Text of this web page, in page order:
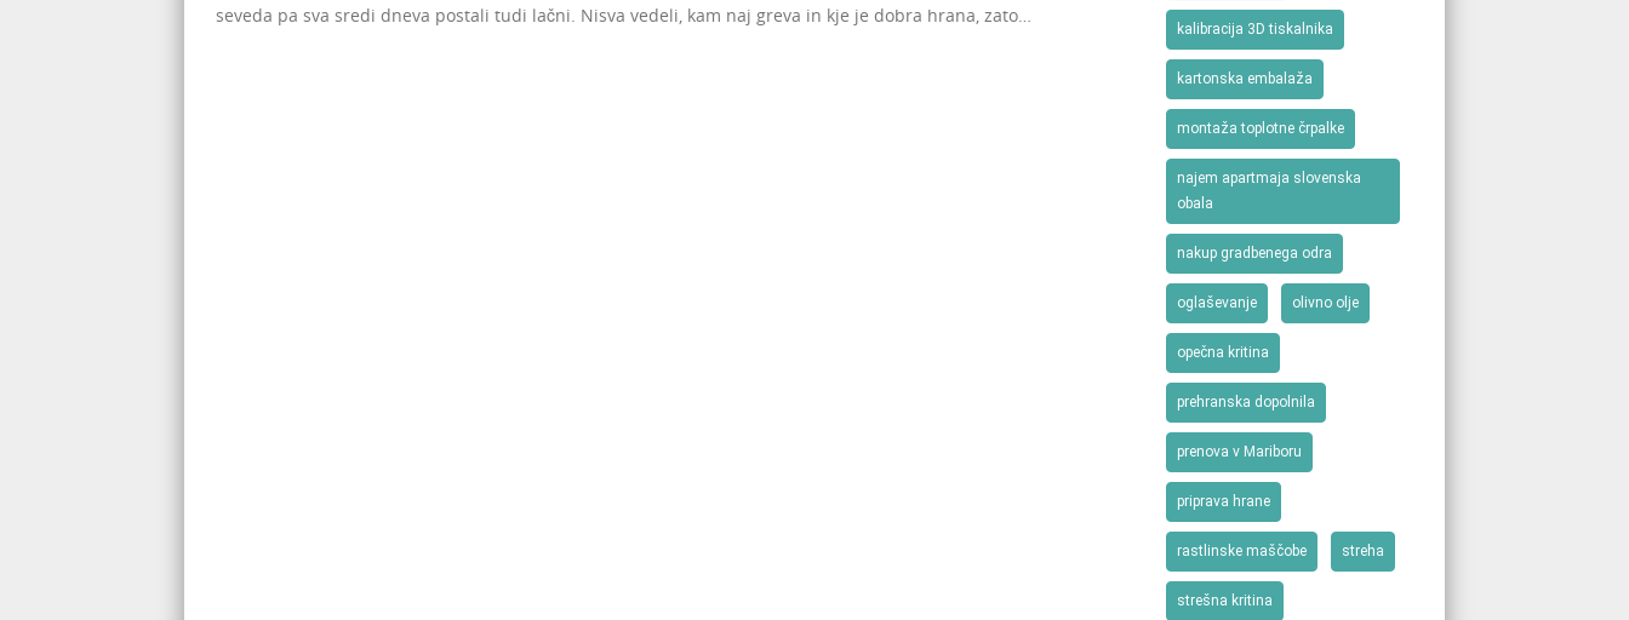
seveda pa sva sredi dneva postali tudi lačni. Nisva vedeli, kam naj greva in kje je dobra hrana, zato…
kalibracija 3D tiskalnika
kartonska embalaža
montaža toplotne črpalke
najem apartmaja slovenska
obala
nakup gradbenega odra
oglaševanje olivno olje
opečna kritina
prehranska dopolnila
prenova v Mariboru
priprava hrane
rastlinske maščobe streha
strešna kritina